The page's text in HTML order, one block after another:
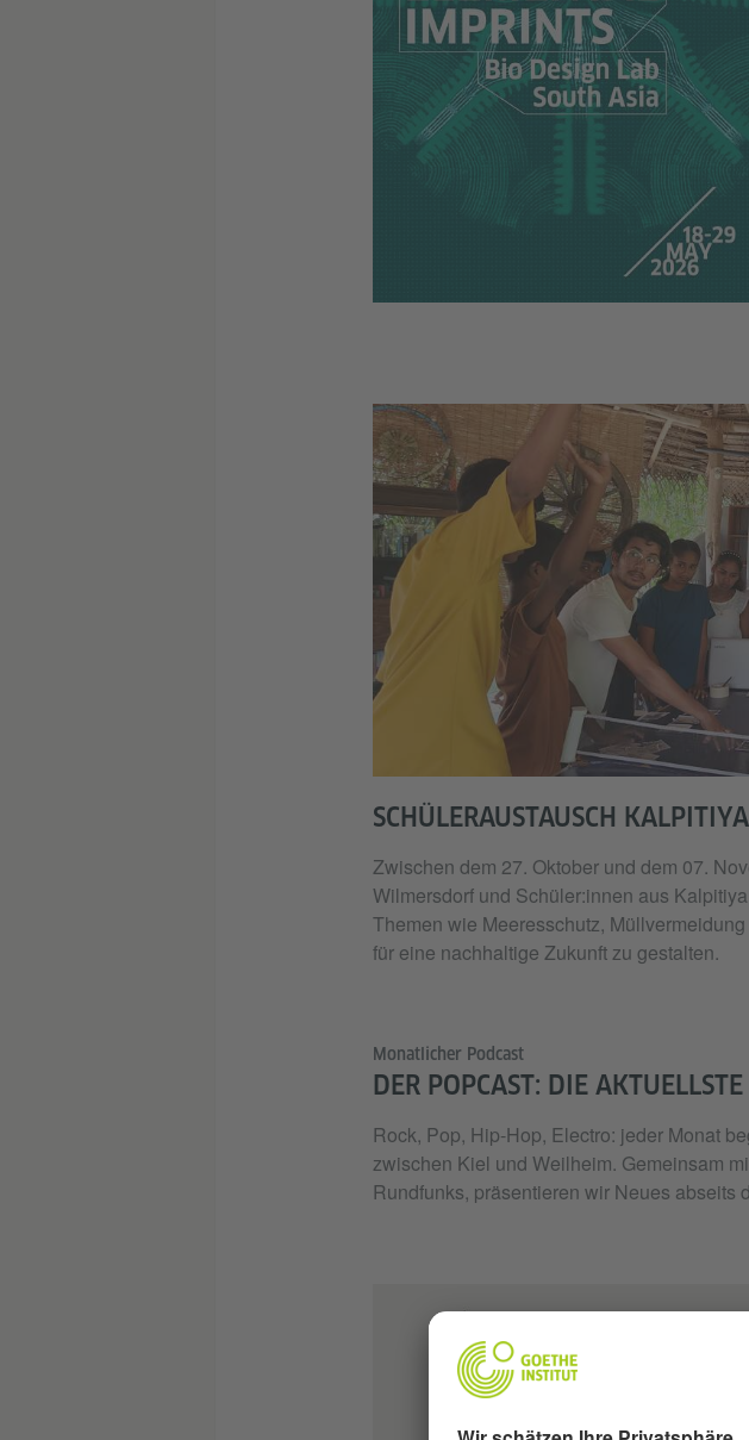
SCHÜLERAUSTAUSCH
Zwischen dem 27. Oktober und dem 07.
Wilmersdorf und Schüler:innen aus
Themen wie Meeresschutz,
für eine nachhaltige Zukunft zu gestalten.
Monatlicher Podcast
DER POPCAST: DIE
Rock, Pop, Hip-Hop, Electro: jeder Monat
zwischen Kiel und Weilheim. Gemeinsam
Rundfunks, präsentieren wir Neues abseits